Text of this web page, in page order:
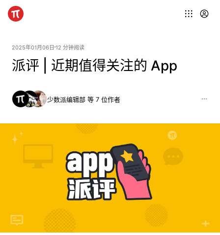
2025年01月06日 12 分钟阅读
派评 | 近期值得关注的 App
少数派编辑部 等 7 位作者